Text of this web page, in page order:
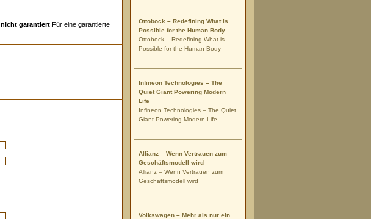
nicht garantiert .Für eine garantierte
Ottobock – Redefining What is
Possible for the Human Body
Ottobock – Redefining What is
Possible for the Human Body
Infineon Technologies – The
Quiet Giant Powering Modern
Life
Infineon Technologies – The Quiet
Giant Powering Modern Life
Allianz – Wenn Vertrauen zum
Geschäftsmodell wird
Allianz – Wenn Vertrauen zum
Geschäftsmodell wird
Volkswagen – Mehr als nur ein